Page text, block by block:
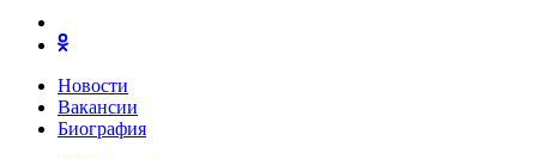
Новости
Вакансии
Биография